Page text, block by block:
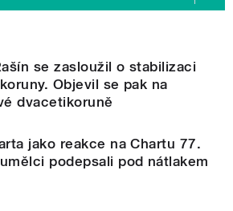
se zasloužil o stabilizaci
Objevil se pak na
dvacetikoruně
jako reakce na Chartu 77.
podepsali pod nátlakem